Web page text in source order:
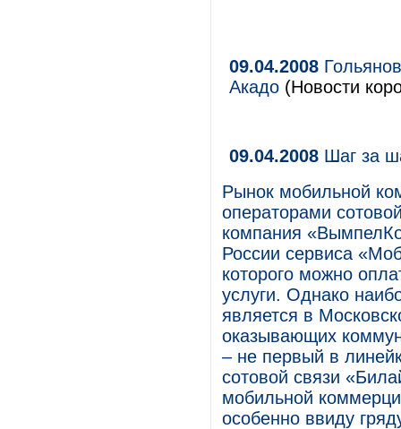
09.04.2008
Акадо (Новости
09.04.2008 Шаг за
Рынок мобильной
операторами
компания
России сервиса
которого можно
услуги. Однако
является в
оказывающих
– не первый в
сотовой связи
мобильной
особенно ввиду